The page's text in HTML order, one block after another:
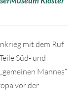
mit dem Ruf
Süd- und
Mannes“
vor der